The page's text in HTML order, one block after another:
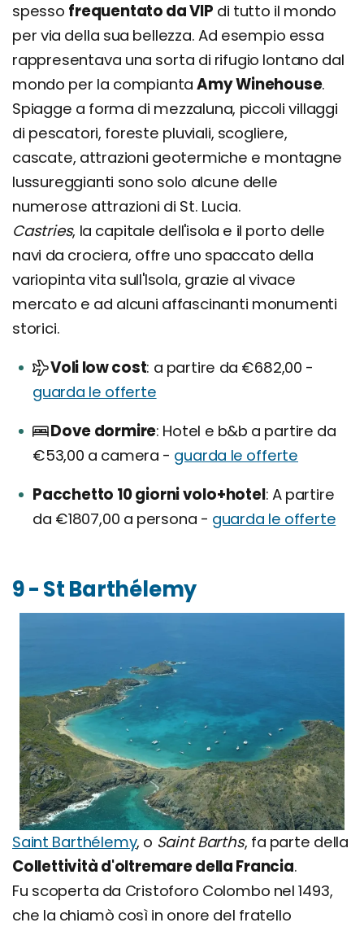
spesso frequentato da VIP di tutto il mondo
per via della sua bellezza. Ad esempio essa
rappresentava una sorta di rifugio lontano dal
mondo per la compiantaAmy Winehouse.
Spiagge a forma di mezzaluna, piccoli villaggi
di pescatori, foreste pluviali, scogliere,
cascate, attrazioni geotermiche e montagne
lussureggianti sono solo alcune delle
numerose attrazioni di St. Lucia.
Castries, la capitale dell'isola e il porto delle
navi da crociera, offre uno spaccato della
variopinta vita sull'Isola, grazie al vivace
mercato e ad alcuni affascinanti monumenti
storici.
Voli low cost a partire da €682,00 -
guarda le offerte
Dove dormire Hotel e b&b a partire da
€53,00 a camera - guarda le offerte
Pacchetto 10 giorni volo+hotel A partire
da €1807,00 a persona - guarda le offerte
9 - St Barthélemy
Saint Barthélemy, o Saint Barths, fa parte della
Collettività d'oltremare della Francia.
Fu scoperta da Cristoforo Colombo nel 1493,
che la chiamò così in onore del fratello